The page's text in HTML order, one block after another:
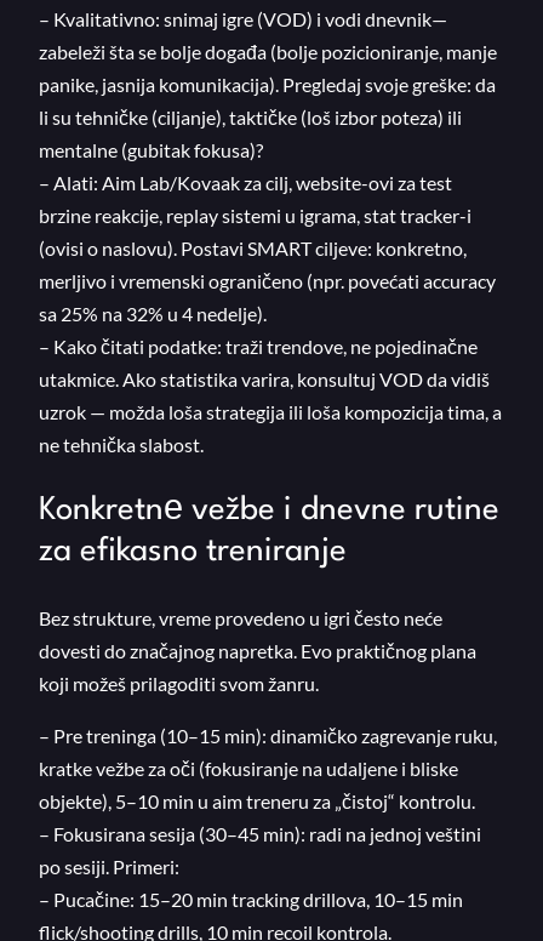
– Kvalitativno: snimaj igre (VOD) i vodi dnevnik—
zabeleži šta se bolje događa (bolje pozicioniranje, manje
panike, jasnija komunikacija). Pregledaj svoje greške: da
li su tehničke (ciljanje), taktičke (loš izbor poteza) ili
mentalne (gubitak fokusa)?
– Alati: Aim Lab/Kovaak za cilj, website-ovi za test
brzine reakcije, replay sistemi u igrama, stat tracker-i
(ovisi o naslovu). Postavi SMART ciljeve: konkretno,
merljivo i vremenski ograničeno (npr. povećati accuracy
sa 25% na 32% u 4 nedelje).
– Kako čitati podatke: traži trendove, ne pojedinačne
utakmice. Ako statistika varira, konsultuj VOD da vidiš
uzrok — možda loša strategija ili loša kompozicija tima, a
ne tehnička slabost.
Konkretnе vežbe i dnevne rutine
za efikasno treniranje
Bez strukture, vreme provedeno u igri često neće
dovesti do značajnog napretka. Evo praktičnog plana
koji možeš prilagoditi svom žanru.
– Pre treninga (10–15 min): dinamičko zagrevanje ruku,
kratke vežbe za oči (fokusiranje na udaljene i bliske
objekte), 5–10 min u aim treneru za „čistoj“ kontrolu.
– Fokusirana sesija (30–45 min): radi na jednoj veštini
po sesiji. Primeri:
– Pucačine: 15–20 min tracking drillova, 10–15 min
flick/shooting drills, 10 min recoil kontrola.